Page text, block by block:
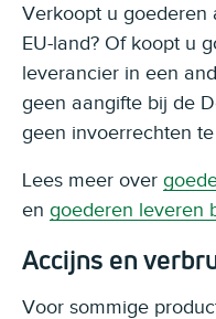
Verkoopt u goederen
EU-land? Of koopt u
leverancier in een
geen aangifte bij de
geen invoerrechten te
Lees meer over
en goederen leveren
Accijns en
Voor sommige